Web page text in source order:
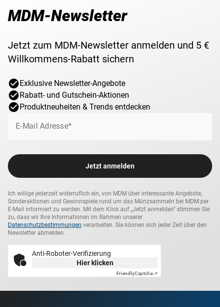
Lieferzeit 3-5 Werktage
MDM-Newsletter
Jetzt zum MDM-Newsletter anmelden und 5 €
Willkommens-Rabatt sichern
Exklusive Newsletter-Angebote
Rabatt- und Gutschein-Aktionen
Produktneuheiten & Trends entdecken
E-Mail Adresse*
Jetzt anmelden
Ich willige jederzeit widerruflich ein, von MDM über interessante Angebote,
Sonderaktionen und Gewinnspiele rund um das Münzsammeln bei MDM per
E-Mail informiert zu werden. Mit dem Klick auf „Jetzt anmelden“ stimmen Sie
zu, dass wir Ihre Informationen im Rahmen unserer
Datenschutzbestimmungen verarbeiten. Sie können sich jeder Zeit über den
Newsletter abmelden.
Anti-Roboter-Verifizierung
Hier klicken
FriendlyCaptcha ⇗